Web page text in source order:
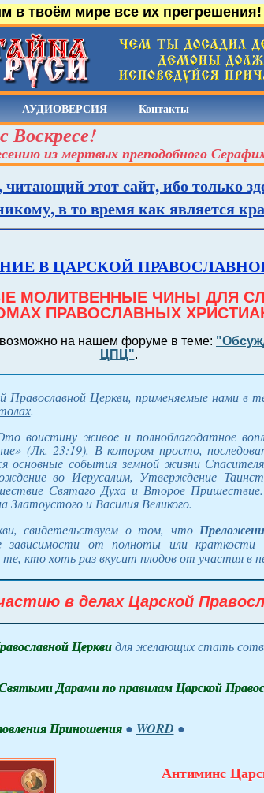
в твоём мире все их прегрешения!
АУДИОВЕРСИЯ Контакты
Воскресе!
из мертвых преподобного
этот сайт, ибо только
в то время как является
В ЦАРСКОЙ
МОЛИТВЕННЫЕ ЧИНЫ ДЛЯ
ПРАВОСЛАВНЫХ
возможно на нашем форуме в теме:
ЦПЦ".
Церкви, применяемые нами в
.
воистину живое и полноблагодатное
(Лк. 23:19). В котором просто,
основные события земной жизни
во Иерусалим, Утверждение
Святаго Духа и Второе
Златоустого и Василия Великого.
свидетельствуем о том, что
зависимости от полноты или краткости
кто хоть раз вкусит плодов от участия в
в делах Царской
Церквидля желающих стать
Дарами по правилам Царской
Приношения● WORD ●
Антиминс